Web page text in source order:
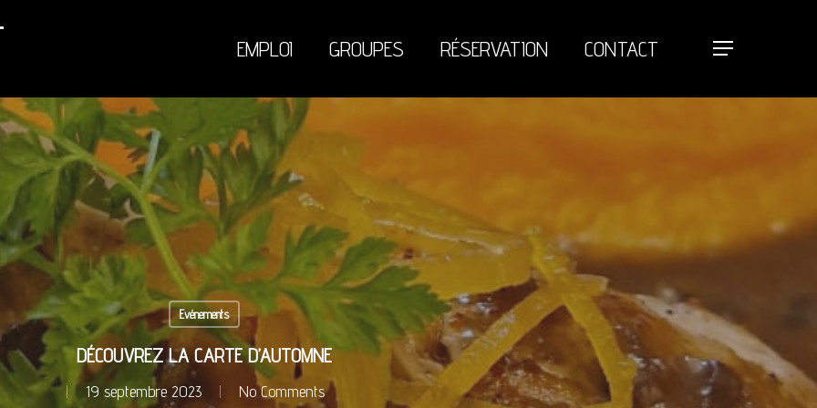
EMPLOI GROUPES RÉSERVATION CONTACT Menu
Evénements
DÉCOUVREZ LA CARTE D’AUTOMNE
19 septembre 2023 No Comments